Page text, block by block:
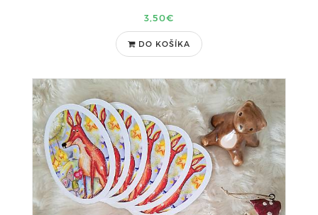
3,50€
DO KOŠÍKA